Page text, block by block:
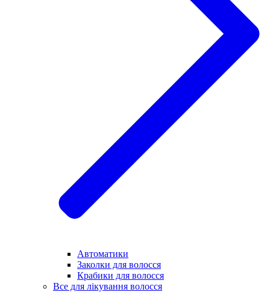
Автоматики
Заколки для волосся
Крабики для волосся
Все для лікування волосся